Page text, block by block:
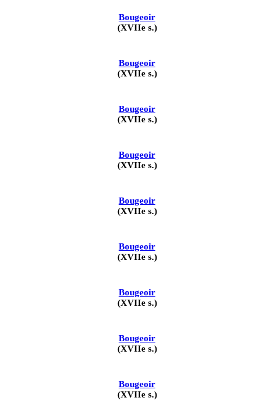
Bougeoir
(XVIIe s.)
Bougeoir
(XVIIe s.)
Bougeoir
(XVIIe s.)
Bougeoir
(XVIIe s.)
Bougeoir
(XVIIe s.)
Bougeoir
(XVIIe s.)
Bougeoir
(XVIIe s.)
Bougeoir
(XVIIe s.)
Bougeoir
(XVIIe s.)